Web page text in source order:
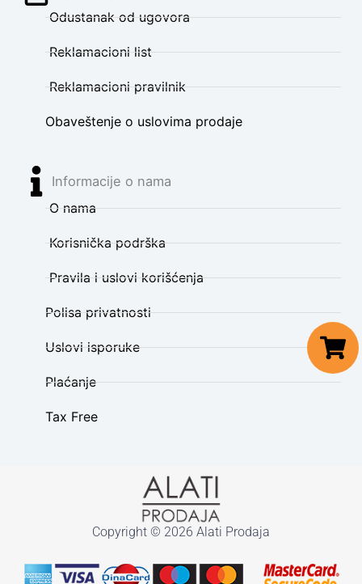
Odustanak od ugovora
Reklamacioni list
Reklamacioni pravilnik
Obaveštenje o uslovima prodaje
Informacije o nama
O nama
Korisnička podrška
Pravila i uslovi korišćenja
Polisa privatnosti
Uslovi isporuke
Plaćanje
Tax Free
Copyright © 2026 Alati Prodaja